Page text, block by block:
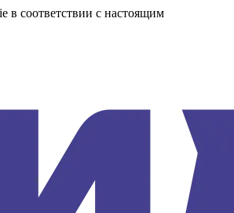
в соответствии с настоящим